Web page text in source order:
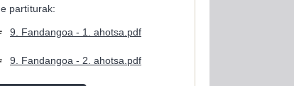
partiturak:
9. Fandangoa - 1. ahotsa.pdf
9. Fandangoa - 2. ahotsa.pdf